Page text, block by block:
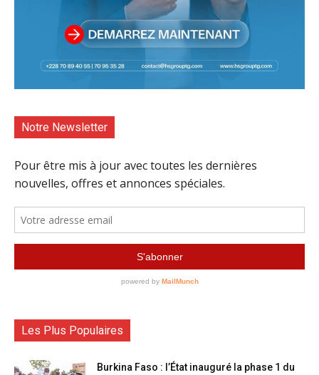
Notre Newsletter
Les Plus Populaires
Burkina Faso : l’État inauguré la phase 1 du